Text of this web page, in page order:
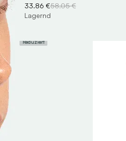
33.86 €58.05 €
Lagernd
Reduziert